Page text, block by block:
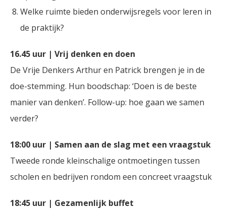
Welke ruimte bieden onderwijsregels voor leren in
de praktijk?
16.45 uur | Vrij denken en doen
De Vrije Denkers Arthur en Patrick brengen je in de
doe-stemming. Hun boodschap: ‘Doen is de beste
manier van denken’. Follow-up: hoe gaan we samen
verder?
18:00 uur | Samen aan de slag met een vraagstuk
Tweede ronde kleinschalige ontmoetingen tussen
scholen en bedrijven rondom een concreet vraagstuk
18:45 uur | Gezamenlijk buffet